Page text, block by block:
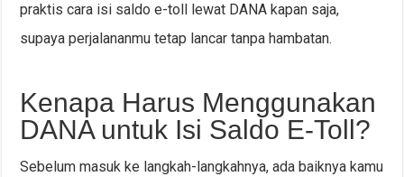
praktis cara isi saldo e-toll lewat DANA kapan saja,
supaya perjalananmu tetap lancar tanpa hambatan.
Kenapa Harus Menggunakan
DANA untuk Isi Saldo E-Toll?
Sebelum masuk ke langkah-langkahnya, ada baiknya kamu